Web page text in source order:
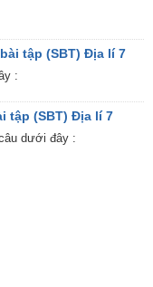
tập (SBT) Địa lí 7
:
tập (SBT) Địa lí 7
dưới đây :